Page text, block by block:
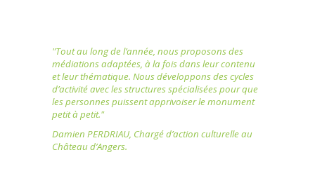
"Tout au long de l’année, nous proposons des
médiations adaptées, à la fois dans leur contenu
et leur thématique. Nous développons des cycles
d’activité avec les structures spécialisées pour que
les personnes puissent apprivoiser le monument
petit à petit."
Damien PERDRIAU, Chargé d’action culturelle au
Château d’Angers.